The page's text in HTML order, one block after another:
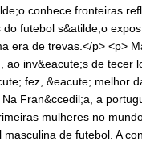
conhece fronteiras
futebol s&atilde;o
era de trevas.</p> <p>
ao inv&eacute;s de tecer
fez, &eacute; melhor
Fran&ccedil;a, a
mulheres no
de futebol. A